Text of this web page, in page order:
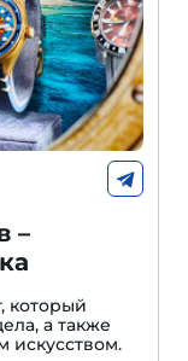
–
который
а также
искусством.